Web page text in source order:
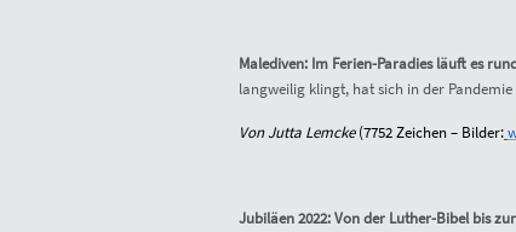
Malediven: Im Ferien-Paradies läuft es
langweilig klingt, hat sich in der
Von Jutta Lemcke(7752Zeichen – Bilder:
Jubiläen 2022: Von der Luther-Bibel bis